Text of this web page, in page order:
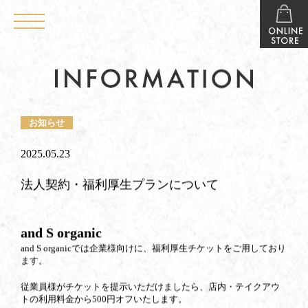
お知らせ
2025.05.23
法人契約・福利厚生プランについて
and S organic
and S organicでは企業様向けに、福利厚生チケットをご用しており
ます。
従業員様がチケットを提示いただけましたら、店内・テイクアウ
トの利用料金から500円オフいたします。